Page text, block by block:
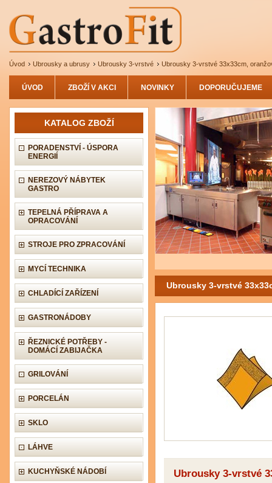
Úvod Ubrousky a ubrusy Ubrousky 3-vrstvé Ubrousky 3-vrstvé 33x33cm,
ÚVOD ZBOŽÍ V AKCI NOVINKY DOPORUČUJEME
KATALOG ZBOŽÍ
PORADENSTVÍ - ÚSPORA
ENERGIÍ
NEREZOVÝ NÁBYTEK
GASTRO
TEPELNÁ PŘÍPRAVA A
OPRACOVÁNÍ
STROJE PRO ZPRACOVÁNÍ
MYCÍ TECHNIKA
CHLADÍCÍ ZAŘÍZENÍ
GASTRONÁDOBY
ŘEZNICKÉ POTŘEBY -
DOMÁCÍ ZABIJAČKA
GRILOVÁNÍ
PORCELÁN
SKLO
LÁHVE
KUCHYŇSKÉ NÁDOBÍ
Ubrousky 3-vrstvé
Ubrousky 3-vrstvé